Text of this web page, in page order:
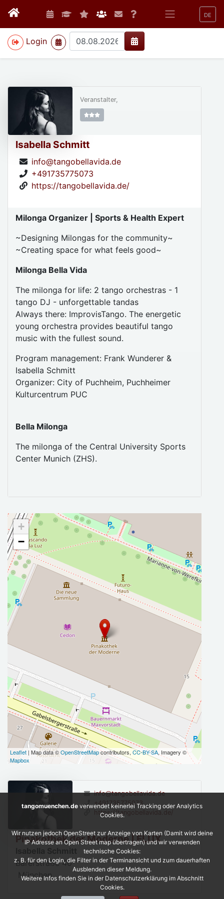
DE
Login
>
Isabella Schmitt
info@tangobellavida.de
+491735775073
https://tangobellavida.de/
Veranstalter,
Milonga Organizer | Sports & Health Expert
~Designing Milongas for the community~
~Creating space for what feels good~
Milonga Bella Vida
The milonga for life: 2 tango orchestras - 1
tango DJ - unforgettable tandas
Always there: ImprovisTango. The energetic
young orchestra provides beautiful tango
music with the fullest sound.
Program management: Frank Wunderer &
Isabella Schmitt
Organizer: City of Puchheim, Puchheimer
Kulturcentrum PUC
Bella Milonga
The milonga of the Central University Sports
Center Munich (ZHS).
+
−
Leaflet | Map data ©OpenStreetMapcontributors, CC-BY-SA, Imagery ©
Mapbox
Pinakothek der Moderne | FLUX
Barerstraße 40
München
info@tangobellavida.de
+491735775073
https://tangobellavida.de/
tangomuenchen.de verwendet keinerlei Tracking oder Analytics
Cookies.
Wir nutzen jedoch OpenStreet zur Anzeige von Karten (Damit wird deine
IP Adresse an Open Street map übertragen) und wir verwenden
technische Cookies:
z. B. für den Login, die Filter in der Terminansicht und zum dauerhaften
Ausblenden dieser Meldung.
Weitere Infos finden Sie in der Datenschutzerklärung im Abschnitt
Cookies.